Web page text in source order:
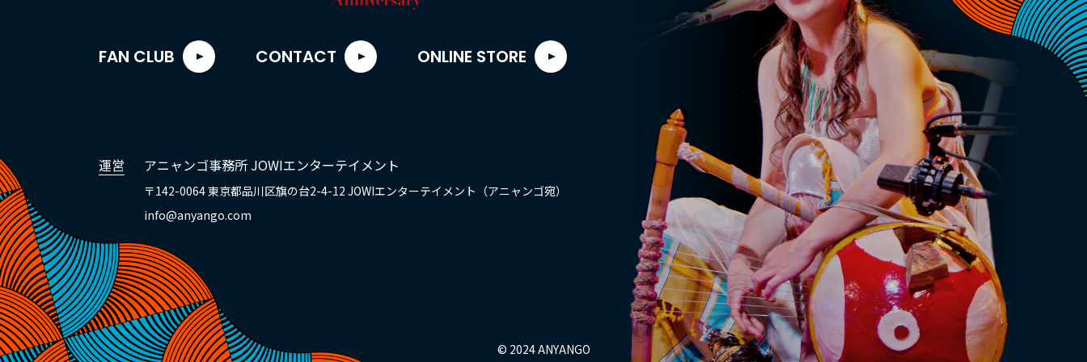
FAN CLUB CONTACT ONLINE STORE
運営 アニャンゴ事務所 JOWIエンターテイメント
〒142-0064 東京都品川区旗の台2-4-12 JOWIエンターテイメント（アニャンゴ宛）
info@anyango.com
© 2024 ANYANGO